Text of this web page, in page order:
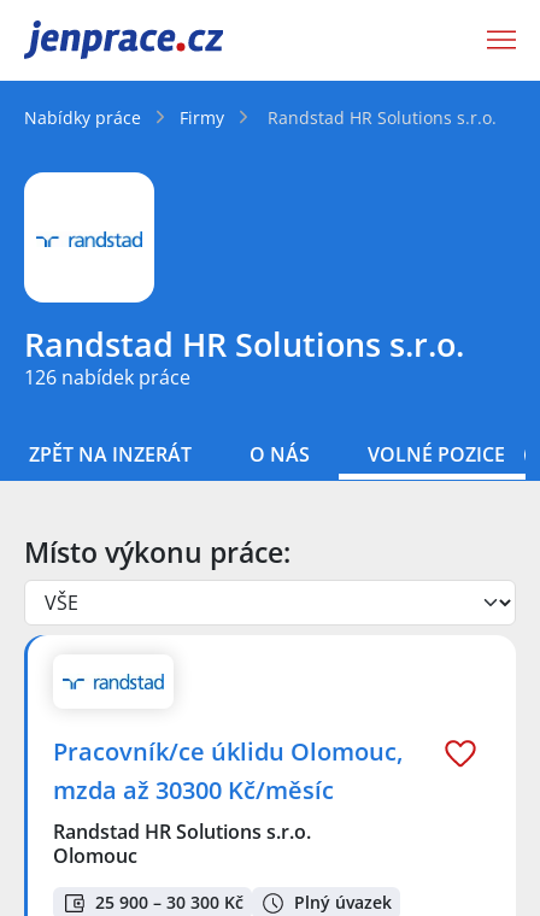
JenPráce.cz
Nabídky práce Firmy Randstad HR Solutions s.r.o.
Randstad HR Solutions s.r.o.
126 nabídek práce
ZPĚT NA INZERÁT O NÁS VOLNÉ POZICE
Místo výkonu práce:
Pracovník/ce úklidu Olomouc,
mzda až 30300 Kč/měsíc
Randstad HR Solutions s.r.o.
Olomouc
25 900 – 30 300 Kč Plný úvazek